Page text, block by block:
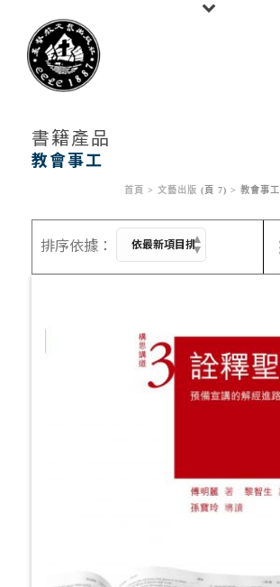
書籍產品
首頁 > 文藝出版 (頁 7) > 教會事工
教會事工